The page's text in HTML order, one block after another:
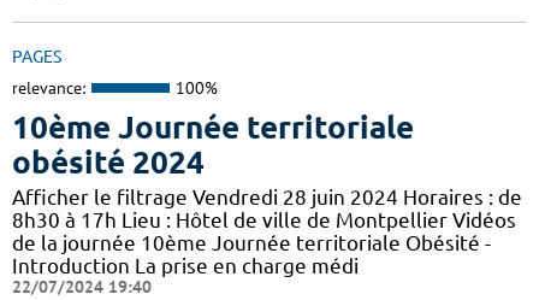
PAGES
relevance: 100%
10ème Journée territoriale
obésité 2024
Afficher le filtrage Vendredi 28 juin 2024 Horaires : de
8h30 à 17h Lieu : Hôtel de ville de Montpellier Vidéos
de la journée 10ème Journée territoriale Obésité -
Introduction La prise en charge médi
22/07/2024 19:40